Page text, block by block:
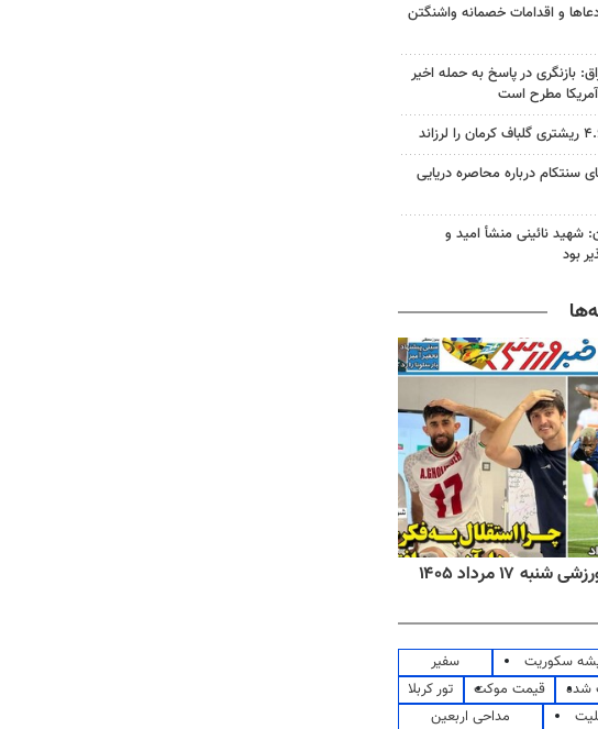
و اقدامات خصمانه واشنگتن
بازنگری در پاسخ به حمله اخیر
مطرح است
سنتکام درباره محاصره دریایی
شهید نائینی منشأ امید و
بود
۱۷ مرداد ۱۴۰۵
سکوریت
سفیر
شده
قیمت موکت
تور کربلا
مداحی اربعین